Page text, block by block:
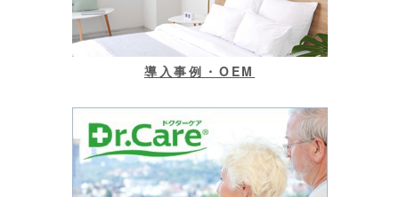
導入事例・OEM